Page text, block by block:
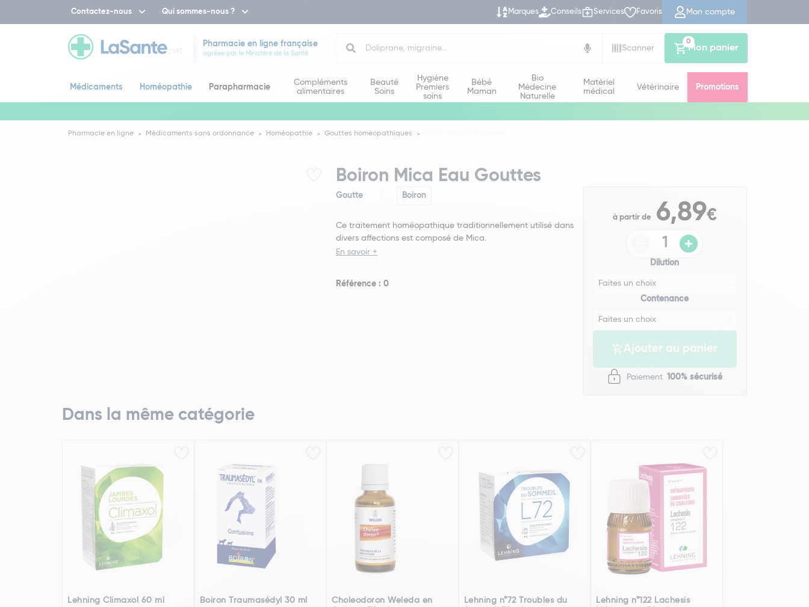
Contactez-nous Qui sommes-nous ? Marques Conseils Services Favoris Mon compte
Pharmacie en ligne française
agréée par le Ministère de la Santé
Scanner
Mon panier
0
Médicaments Homéopathie Parapharmacie
Compléments
alimentaires
Beauté
Soins
Hygiène
Premiers
soins
Bébé
Maman
Bio
Médecine
Naturelle
Matériel
médical
Vétérinaire Promotions
Pharmacie en ligne Médicaments sans ordonnance Homéopathie Gouttes homéopathiques
Boiron Mica Eau Gouttes
Goutte Boiron
Ce traitement homéopathique traditionnellement utilisé dans
divers affections est composé de Mica.
En savoir +
Référence : 0
à partir de 6,89€
Dilution
Contenance
Ajouter au panier
Paiement 100% sécurisé
Dans la même catégorie
Lehning Climaxol 60 ml Boiron Traumasédyl 30 ml
Choleodoron Weleda en
Lehning n°72 Troubles du
Lehning n°122 Lachesis